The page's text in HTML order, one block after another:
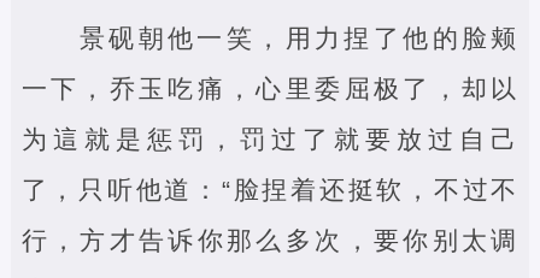
景砚朝他一笑，用力捏了他的脸颊
一下，乔玉吃痛，心里委屈极了，却以
为這就是惩罚，罚过了就要放过自己
了，只听他道：“脸捏着还挺软，不过不
行，方才告诉你那么多次，要你别太调